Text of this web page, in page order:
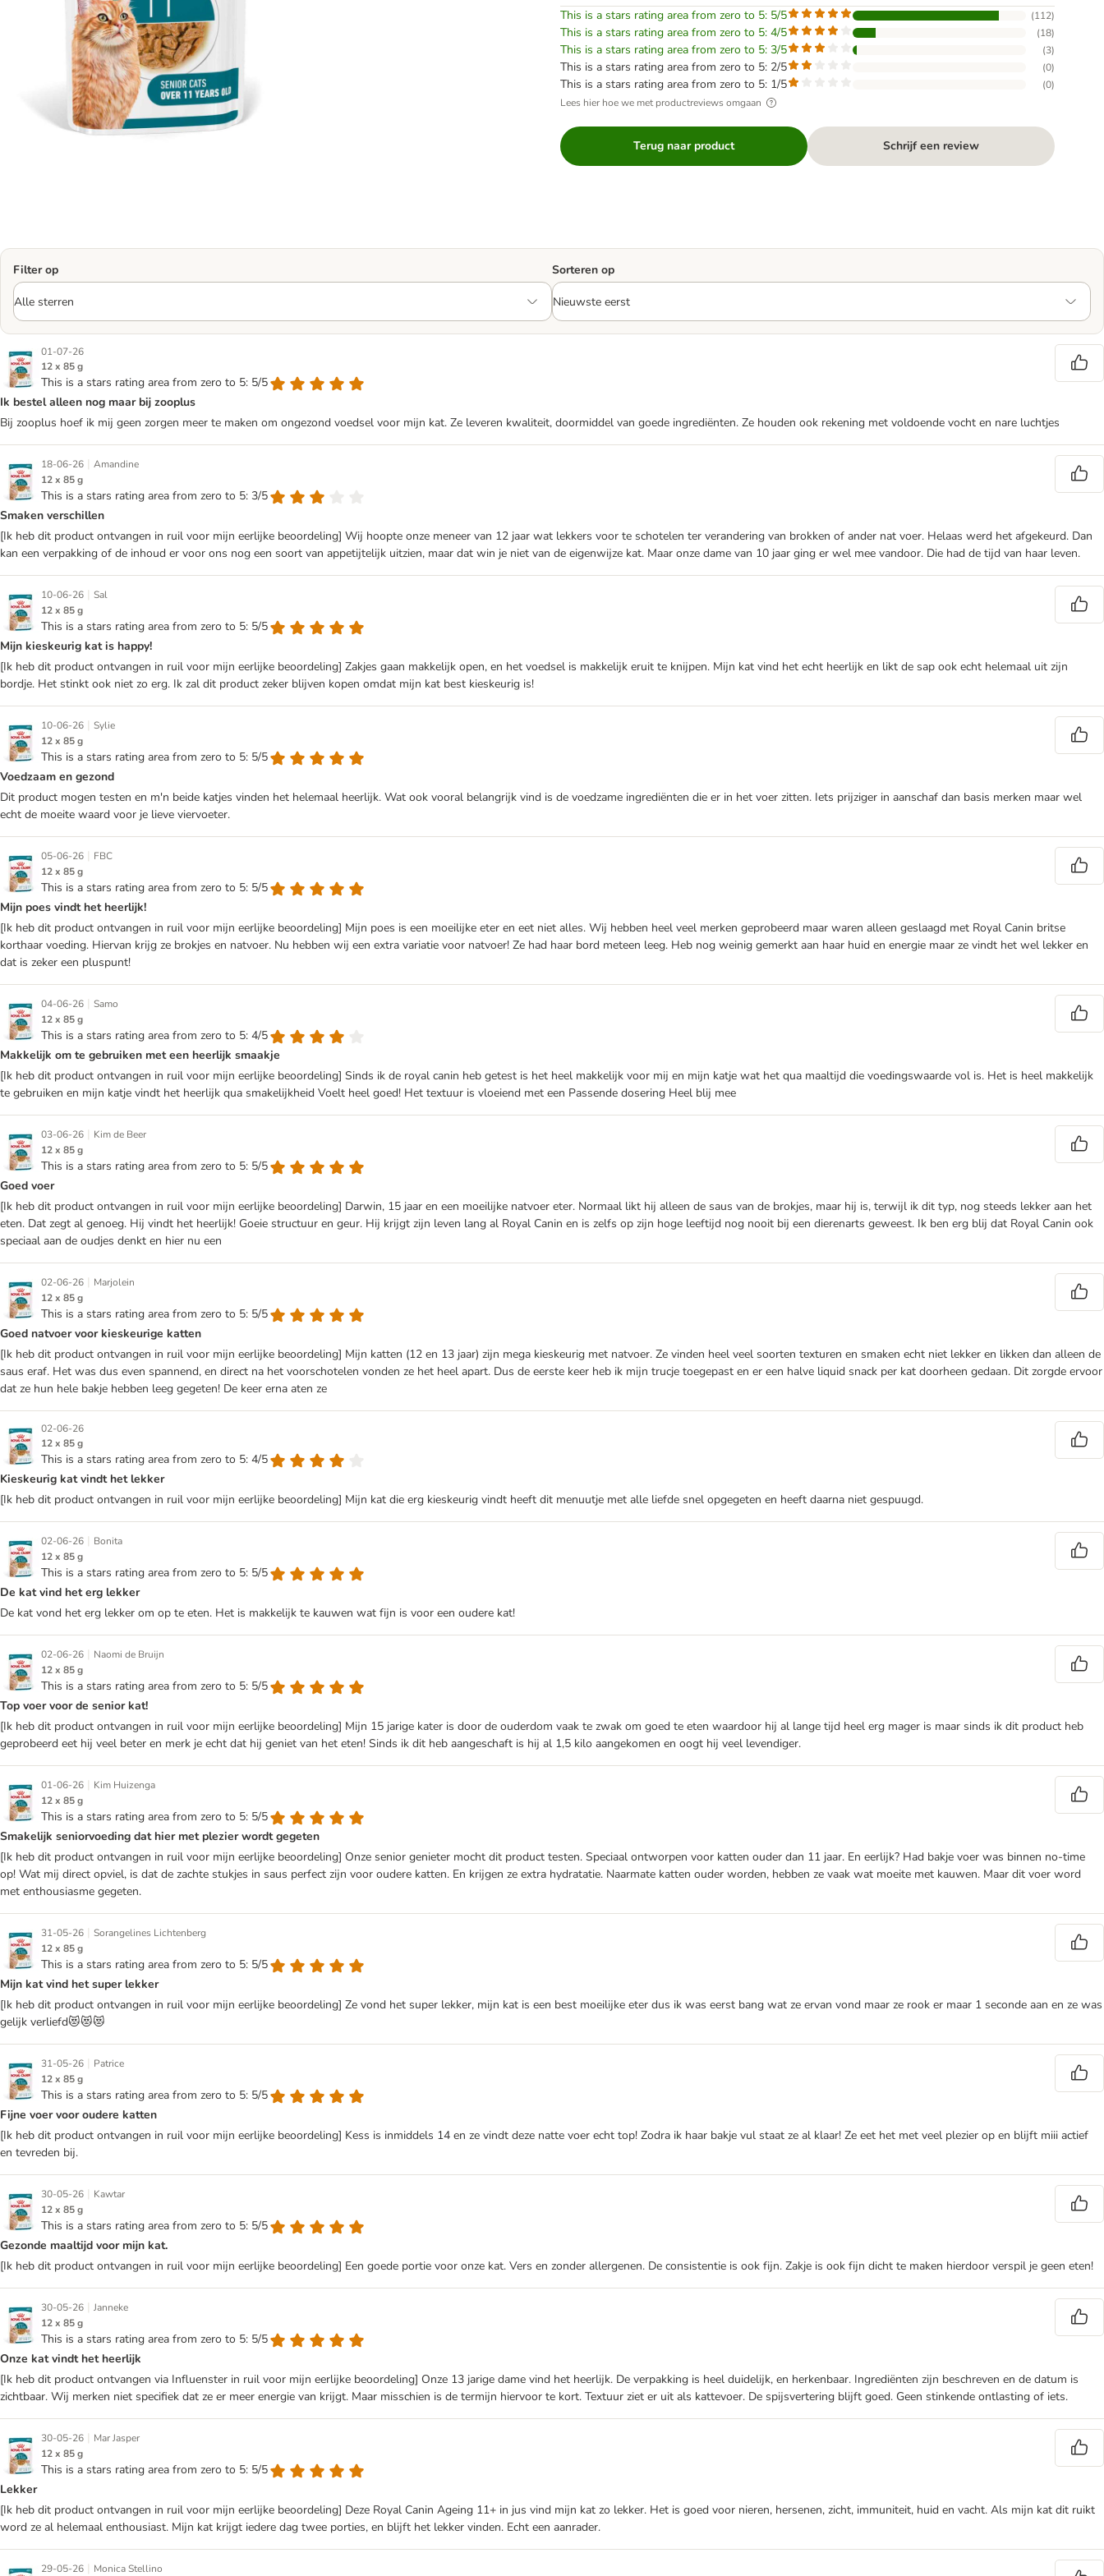
This is a stars rating area from zero to 5: 5/5
(112)
This is a stars rating area from zero to 5: 4/5 (18)
This is a stars rating area from zero to 5: 3/5 (3)
This is a stars rating area from zero to 5: 2/5 (0)
This is a stars rating area from zero to 5: 1/5 (0)
Lees hier hoe we met productreviews omgaan
Terug naar product Schrijf een review
Filter op Sorteren op
01-07-26
12 x 85 g
This is a stars rating area from zero to 5: 5/5
Ik bestel alleen nog maar bij zooplus
Bij zooplus hoef ik mij geen zorgen meer te maken om ongezond voedsel voor mijn kat. Ze leveren kwaliteit, doormiddel van goede ingrediënten. Ze houden ook rekening met voldoende vocht en nare luchtjes
18-06-26 | Amandine
12 x 85 g
This is a stars rating area from zero to 5: 3/5
Smaken verschillen
[Ik heb dit product ontvangen in ruil voor mijn eerlijke beoordeling] Wij hoopte onze meneer van 12 jaar wat lekkers voor te schotelen ter verandering van brokken of ander nat voer. Helaas werd het afgekeurd. Dan
kan een verpakking of de inhoud er voor ons nog een soort van appetijtelijk uitzien, maar dat win je niet van de eigenwijze kat. Maar onze dame van 10 jaar ging er wel mee vandoor. Die had de tijd van haar leven.
10-06-26 | Sal
12 x 85 g
This is a stars rating area from zero to 5: 5/5
Mijn kieskeurig kat is happy!
[Ik heb dit product ontvangen in ruil voor mijn eerlijke beoordeling] Zakjes gaan makkelijk open, en het voedsel is makkelijk eruit te knijpen. Mijn kat vind het echt heerlijk en likt de sap ook echt helemaal uit zijn
bordje. Het stinkt ook niet zo erg. Ik zal dit product zeker blijven kopen omdat mijn kat best kieskeurig is!
10-06-26 | Sylie
12 x 85 g
This is a stars rating area from zero to 5: 5/5
Voedzaam en gezond
Dit product mogen testen en m'n beide katjes vinden het helemaal heerlijk. Wat ook vooral belangrijk vind is de voedzame ingrediënten die er in het voer zitten. Iets prijziger in aanschaf dan basis merken maar wel
echt de moeite waard voor je lieve viervoeter.
05-06-26 | FBC
12 x 85 g
This is a stars rating area from zero to 5: 5/5
Mijn poes vindt het heerlijk!
[Ik heb dit product ontvangen in ruil voor mijn eerlijke beoordeling] Mijn poes is een moeilijke eter en eet niet alles. Wij hebben heel veel merken geprobeerd maar waren alleen geslaagd met Royal Canin britse
korthaar voeding. Hiervan krijg ze brokjes en natvoer. Nu hebben wij een extra variatie voor natvoer! Ze had haar bord meteen leeg. Heb nog weinig gemerkt aan haar huid en energie maar ze vindt het wel lekker en
dat is zeker een pluspunt!
04-06-26 | Samo
12 x 85 g
This is a stars rating area from zero to 5: 4/5
Makkelijk om te gebruiken met een heerlijk smaakje
[Ik heb dit product ontvangen in ruil voor mijn eerlijke beoordeling] Sinds ik de royal canin heb getest is het heel makkelijk voor mij en mijn katje wat het qua maaltijd die voedingswaarde vol is. Het is heel makkelijk
te gebruiken en mijn katje vindt het heerlijk qua smakelijkheid Voelt heel goed! Het textuur is vloeiend met een Passende dosering Heel blij mee
03-06-26 | Kim de Beer
12 x 85 g
This is a stars rating area from zero to 5: 5/5
Goed voer
[Ik heb dit product ontvangen in ruil voor mijn eerlijke beoordeling] Darwin, 15 jaar en een moeilijke natvoer eter. Normaal likt hij alleen de saus van de brokjes, maar hij is, terwijl ik dit typ, nog steeds lekker aan het
eten. Dat zegt al genoeg. Hij vindt het heerlijk! Goeie structuur en geur. Hij krijgt zijn leven lang al Royal Canin en is zelfs op zijn hoge leeftijd nog nooit bij een dierenarts geweest. Ik ben erg blij dat Royal Canin ook
speciaal aan de oudjes denkt en hier nu een
02-06-26 | Marjolein
12 x 85 g
This is a stars rating area from zero to 5: 5/5
Goed natvoer voor kieskeurige katten
[Ik heb dit product ontvangen in ruil voor mijn eerlijke beoordeling] Mijn katten (12 en 13 jaar) zijn mega kieskeurig met natvoer. Ze vinden heel veel soorten texturen en smaken echt niet lekker en likken dan alleen de
saus eraf. Het was dus even spannend, en direct na het voorschotelen vonden ze het heel apart. Dus de eerste keer heb ik mijn trucje toegepast en er een halve liquid snack per kat doorheen gedaan. Dit zorgde ervoor
dat ze hun hele bakje hebben leeg gegeten! De keer erna aten ze
02-06-26
12 x 85 g
This is a stars rating area from zero to 5: 4/5
Kieskeurig kat vindt het lekker
[Ik heb dit product ontvangen in ruil voor mijn eerlijke beoordeling] Mijn kat die erg kieskeurig vindt heeft dit menuutje met alle liefde snel opgegeten en heeft daarna niet gespuugd.
02-06-26 | Bonita
12 x 85 g
This is a stars rating area from zero to 5: 5/5
De kat vind het erg lekker
De kat vond het erg lekker om op te eten. Het is makkelijk te kauwen wat fijn is voor een oudere kat!
02-06-26 | Naomi de Bruijn
12 x 85 g
This is a stars rating area from zero to 5: 5/5
Top voer voor de senior kat!
[Ik heb dit product ontvangen in ruil voor mijn eerlijke beoordeling] Mijn 15 jarige kater is door de ouderdom vaak te zwak om goed te eten waardoor hij al lange tijd heel erg mager is maar sinds ik dit product heb
geprobeerd eet hij veel beter en merk je echt dat hij geniet van het eten! Sinds ik dit heb aangeschaft is hij al 1,5 kilo aangekomen en oogt hij veel levendiger.
01-06-26 | Kim Huizenga
12 x 85 g
This is a stars rating area from zero to 5: 5/5
Smakelijk seniorvoeding dat hier met plezier wordt gegeten
[Ik heb dit product ontvangen in ruil voor mijn eerlijke beoordeling] Onze senior genieter mocht dit product testen. Speciaal ontworpen voor katten ouder dan 11 jaar. En eerlijk? Had bakje voer was binnen no-time
op! Wat mij direct opviel, is dat de zachte stukjes in saus perfect zijn voor oudere katten. En krijgen ze extra hydratatie. Naarmate katten ouder worden, hebben ze vaak wat moeite met kauwen. Maar dit voer word
met enthousiasme gegeten.
31-05-26 | Sorangelines Lichtenberg
12 x 85 g
This is a stars rating area from zero to 5: 5/5
Mijn kat vind het super lekker
[Ik heb dit product ontvangen in ruil voor mijn eerlijke beoordeling] Ze vond het super lekker, mijn kat is een best moeilijke eter dus ik was eerst bang wat ze ervan vond maar ze rook er maar 1 seconde aan en ze was
gelijk verliefd😻😻😻
31-05-26 | Patrice
12 x 85 g
This is a stars rating area from zero to 5: 5/5
Fijne voer voor oudere katten
[Ik heb dit product ontvangen in ruil voor mijn eerlijke beoordeling] Kess is inmiddels 14 en ze vindt deze natte voer echt top! Zodra ik haar bakje vul staat ze al klaar! Ze eet het met veel plezier op en blijft miii actief
en tevreden bij.
30-05-26 | Kawtar
12 x 85 g
This is a stars rating area from zero to 5: 5/5
Gezonde maaltijd voor mijn kat.
[Ik heb dit product ontvangen in ruil voor mijn eerlijke beoordeling] Een goede portie voor onze kat. Vers en zonder allergenen. De consistentie is ook fijn. Zakje is ook fijn dicht te maken hierdoor verspil je geen eten!
30-05-26 | Janneke
12 x 85 g
This is a stars rating area from zero to 5: 5/5
Onze kat vindt het heerlijk
[Ik heb dit product ontvangen via Influenster in ruil voor mijn eerlijke beoordeling] Onze 13 jarige dame vind het heerlijk. De verpakking is heel duidelijk, en herkenbaar. Ingrediënten zijn beschreven en de datum is
zichtbaar. Wij merken niet specifiek dat ze er meer energie van krijgt. Maar misschien is de termijn hiervoor te kort. Textuur ziet er uit als kattevoer. De spijsvertering blijft goed. Geen stinkende ontlasting of iets.
30-05-26 | Mar Jasper
12 x 85 g
This is a stars rating area from zero to 5: 5/5
Lekker
[Ik heb dit product ontvangen in ruil voor mijn eerlijke beoordeling] Deze Royal Canin Ageing 11+ in jus vind mijn kat zo lekker. Het is goed voor nieren, hersenen, zicht, immuniteit, huid en vacht. Als mijn kat dit ruikt
word ze al helemaal enthousiast. Mijn kat krijgt iedere dag twee porties, en blijft het lekker vinden. Echt een aanrader.
29-05-26 | Monica Stellino